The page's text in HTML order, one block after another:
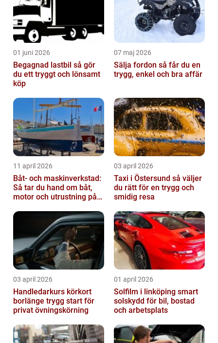
01 juni 2026
Begagnad lastbil så gör
du ett tryggt och lönsamt
köp
07 maj 2026
Sälja fordon så får du en
trygg, enkel och bra affär
11 april 2026
Båt- och maskinverkstad:
Så tar du hand om båt,
motor och utrustning på
03 april 2026
Taxi i Östersund så väljer
du rätt för en trygg och
smidig resa
03 april 2026
Handledarkurs körkort
borlänge trygg start för
privat övningskörning
01 april 2026
Solfilm i linköping smart
solskydd för bil, bostad
och arbetsplats